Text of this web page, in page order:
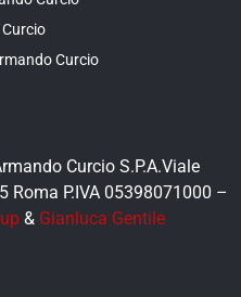
Curcio
Curcio S.P.A.Viale
P.IVA 05398071000 –
& Gianluca Gentile